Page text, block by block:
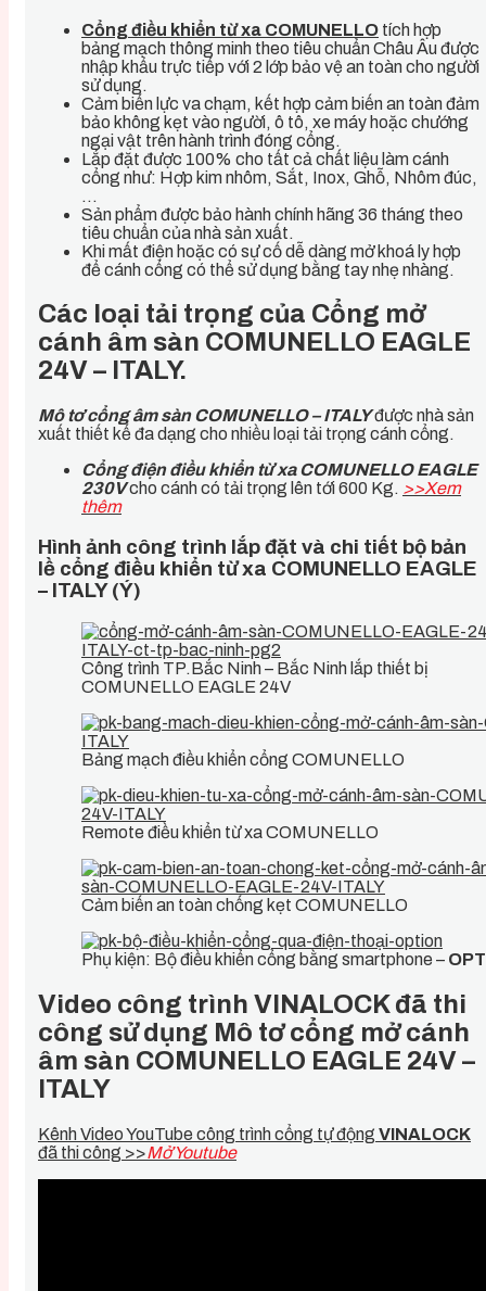
Cổng điều khiển từ xa COMUNELLO tích hợp
bảng mạch thông minh theo tiêu chuẩn Châu Âu được
nhập khẩu trực tiếp với 2 lớp bảo vệ an toàn cho người
sử dụng.
Cảm biến lực va chạm, kết hợp cảm biến an toàn đảm
bảo không kẹt vào người, ô tô, xe máy hoặc chướng
ngại vật trên hành trình đóng cổng.
Lắp đặt được 100% cho tất cả chất liệu làm cánh
cổng như: Hợp kim nhôm, Sắt, Inox, Ghỗ, Nhôm đúc,
…
Sản phẩm được bảo hành chính hãng 36 tháng theo
tiêu chuẩn của nhà sản xuất.
Khi mất điện hoặc có sự cố dễ dàng mở khoá ly hợp
để cánh cổng có thể sử dụng bằng tay nhẹ nhàng.
Các loại tải trọng của Cổng mở
cánh âm sàn COMUNELLO EAGLE
24V – ITALY.
Mô tơ cổng âm sàn COMUNELLO – ITALYđược nhà sản
xuất thiết kế đa dạng cho nhiều loại tải trọng cánh cổng.
Cổng điện điều khiển từ xa COMUNELLO EAGLE
230Vcho cánh có tải trọng lên tới 600 Kg. >>Xem
thêm
Hình ảnh công trình lắp đặt và chi tiết bộ bản
lề cổng điều khiển từ xa COMUNELLO EAGLE
– ITALY (Ý)
Công trình TP.Bắc Ninh – Bắc Ninh lắp thiết bị
COMUNELLO EAGLE 24V
Bảng mạch điều khiển cổng COMUNELLO
Remote điều khiển từ xa COMUNELLO
Cảm biến an toàn chống kẹt COMUNELLO
Phụ kiện: Bộ điều khiển cổng bằng smartphone –
Video công trình VINALOCK đã thi
công sử dụng Mô tơ cổng mở cánh
âm sàn COMUNELLO EAGLE 24V –
ITALY
Kênh Video YouTube công trình cổng tự động VINALOCK
đã thi công >>Mở Youtube